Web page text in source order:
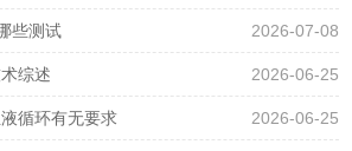
2026-07-08
些测试
2026-06-25
综述
2026-06-25
循环有无要求